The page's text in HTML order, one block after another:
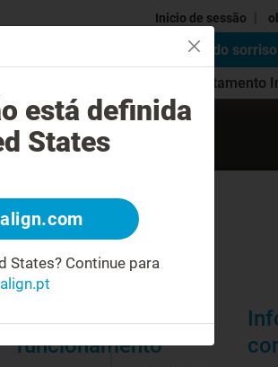
Inicio de sessão
Avaliação do sorriso
Custo do tratamento
Horário de
funcionamento
está definida
States
States? Continue para